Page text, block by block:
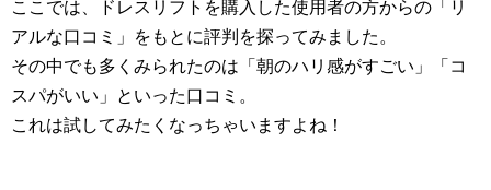
ここでは、ドレスリフトを購入した使用者の方からの「リ
アルな口コミ」をもとに評判を探ってみました。
その中でも多くみられたのは「朝のハリ感がすごい」「コ
スパがいい」といった口コミ。
これは試してみたくなっちゃいますよね！